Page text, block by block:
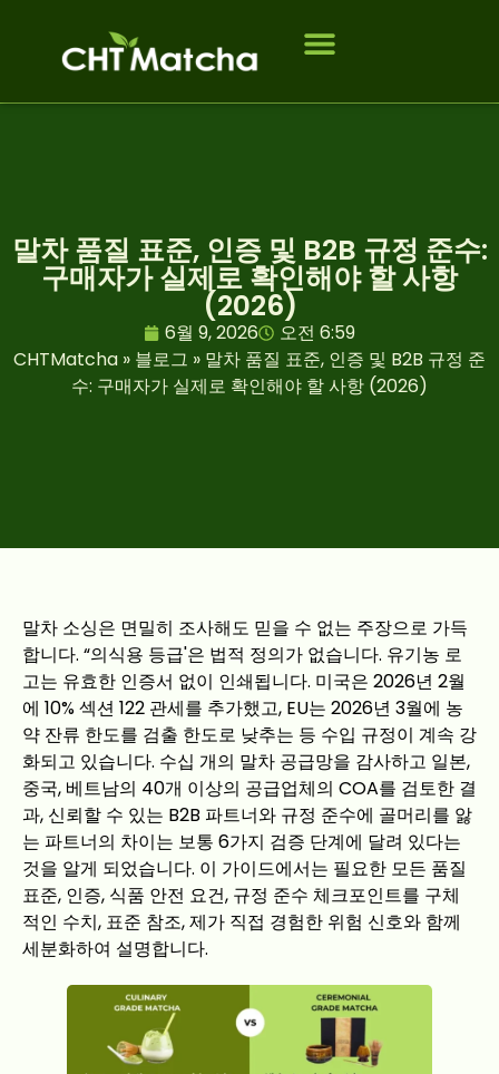
말차 품질 표준, 인증 및 B2B 규정 준수:
구매자가 실제로 확인해야 할 사항
(2026)
6월 9, 2026
오전 6:59
CHTMatcha » 블로그 » 말차 품질 표준, 인증 및 B2B 규정 준
수: 구매자가 실제로 확인해야 할 사항 (2026)
말차 소싱은 면밀히 조사해도 믿을 수 없는 주장으로 가득
합니다. “의식용 등급'은 법적 정의가 없습니다. 유기농 로
고는 유효한 인증서 없이 인쇄됩니다. 미국은 2026년 2월
에 10% 섹션 122 관세를 추가했고, EU는 2026년 3월에 농
약 잔류 한도를 검출 한도로 낮추는 등 수입 규정이 계속 강
화되고 있습니다. 수십 개의 말차 공급망을 감사하고 일본,
중국, 베트남의 40개 이상의 공급업체의 COA를 검토한 결
과, 신뢰할 수 있는 B2B 파트너와 규정 준수에 골머리를 앓
는 파트너의 차이는 보통 6가지 검증 단계에 달려 있다는
것을 알게 되었습니다. 이 가이드에서는 필요한 모든 품질
표준, 인증, 식품 안전 요건, 규정 준수 체크포인트를 구체
적인 수치, 표준 참조, 제가 직접 경험한 위험 신호와 함께
세분화하여 설명합니다.